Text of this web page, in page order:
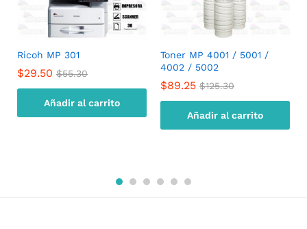
Ricoh MP 301
$29.50 $55.30
Añadir al carrito
Toner MP 4001 / 5001 /
4002 / 5002
$89.25 $125.30
Añadir al carrito